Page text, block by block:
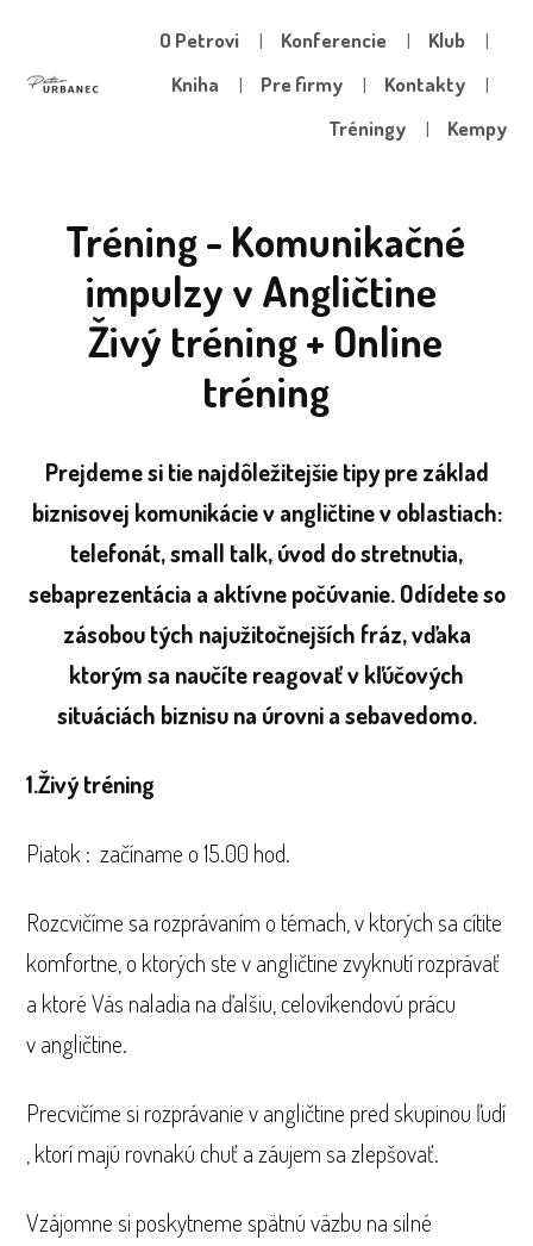
O Petrovi Konferencie
Klub
Kniha
Pre firmy
Kontakty
Tréningy
Kempy
Tréning - Komunikačné
impulzy v Angličtine
Živý tréning + Online
tréning
Prejdeme si tie najdôležitejšie tipy pre základ
biznisovej komunikácie v angličtine v oblastiach:
telefonát, small talk, úvod do stretnutia,
sebaprezentácia a aktívne počúvanie. Odídete so
zásobou tých najužitočnejších fráz, vďaka
ktorým sa naučíte reagovať v kľúčových
situáciách biznisu na úrovni a sebavedomo.
1.Živý tréning
Piatok : začíname o 15.00 hod.
Rozcvičíme sa rozprávaním o témach, v ktorých sa cítite
komfortne, o ktorých ste v angličtine zvyknutí rozprávať
a ktoré Vás naladia na ďalšiu, celovíkendovú prácu
v angličtine.
Precvičíme si rozprávanie v angličtine pred skupinou ľudí
, ktorí majú rovnakú chuť a záujem sa zlepšovať.
Vzájomne si poskytneme spätnú väzbu na silné